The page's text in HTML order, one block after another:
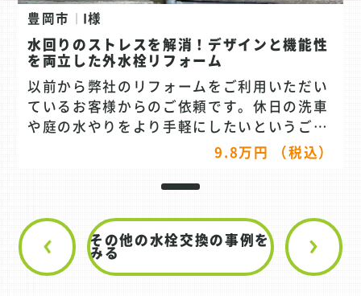
豊岡市 I様
水回りのストレスを解消！デザインと機能性
を両立した外水栓リフォーム
以前から弊社のリフォームをご利用いただい
ているお客様からのご依頼です。休日の洗車
や庭の水やりをより手軽にしたいというご要
望があり、以前のリフォームの際に「暖かく
談いただいておりました。 今回設置したの
す。これまで使用していた地中に埋められた
既存の水栓は、使用時にホースを繋ぐ手間が
あり、開閉時に不便を感じられていた様子で
9.8万円 （税込）
その他の水栓交換の事例を
みる